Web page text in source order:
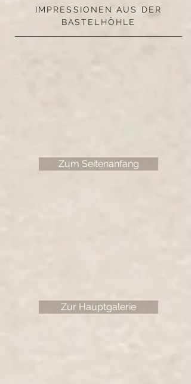
IMPRESSIONEN AUS DER
BASTELHÖHLE
Zum Seitenanfang
Zur Hauptgalerie